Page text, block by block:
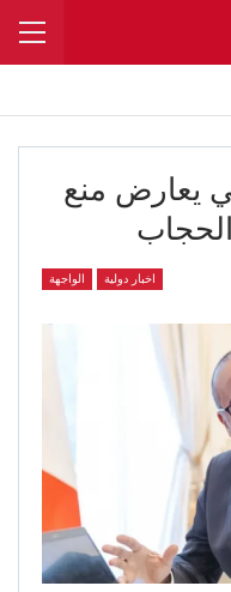
يعارض منع
اخبار دولية الواجهة